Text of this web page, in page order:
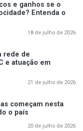
e ganhos se o
Entenda o
18 de julho de 2026
rede de
e atuação em
21 de julho de 2026
começam nesta
o país
20 de julho de 2026